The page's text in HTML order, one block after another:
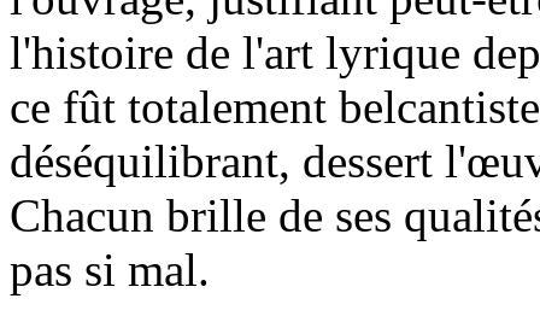
l'histoire de l'art lyrique
ce fût totalement
déséquilibrant, dessert
Chacun brille de ses
pas si mal.